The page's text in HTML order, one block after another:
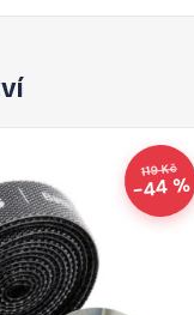
119 Kč
−44 %